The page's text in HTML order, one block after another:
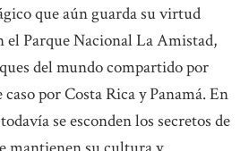
que aún guarda su virtud
Parque Nacional La Amistad,
del mundo compartido por
caso por Costa Rica y Panamá. En
se esconden los secretos de